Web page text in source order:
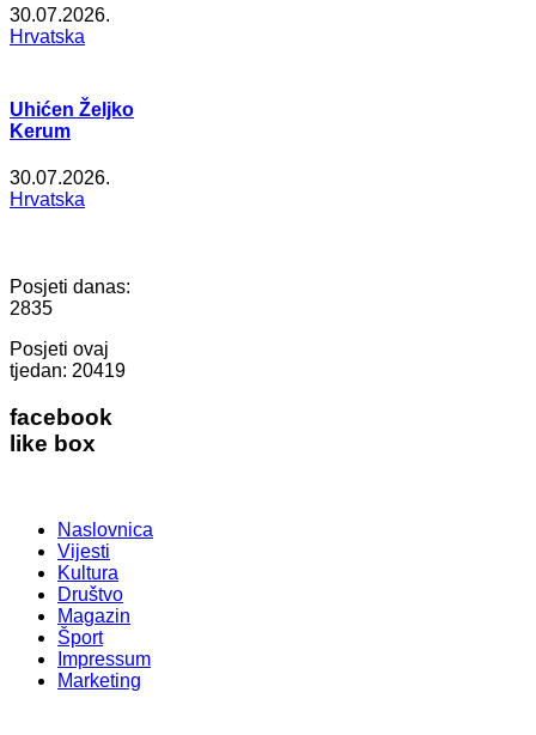
30.07.2026.
Hrvatska
Uhićen Željko
Kerum
30.07.2026.
Hrvatska
Posjeti danas:
2835
Posjeti ovaj
tjedan: 20419
facebook
like box
Naslovnica
Vijesti
Kultura
Društvo
Magazin
Šport
Impressum
Marketing